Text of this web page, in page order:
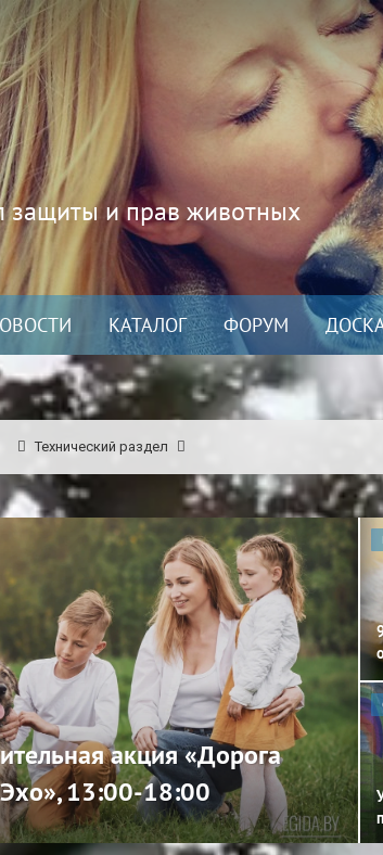
защиты и прав животных
КАТАЛОГ ФОРУМ
Технический раздел
акция «Дорога
13:00-18:00